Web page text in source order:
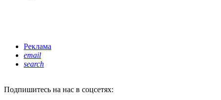
Реклама
email
search
Подпишитесь на нас в соцсетях: